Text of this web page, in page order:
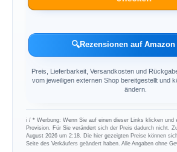
🔍Rezensionen auf
Preis, Lieferbarkeit, Versandkosten und
vom jeweiligen externen Shop bereitgestellt und
ändern.
ℹ︎ / * Werbung: Wenn Sie auf einen dieser Links klicken und
Provision. Für Sie verändert sich der Preis dadurch nicht.
August 2026 um 2:18. Die hier gezeigten Preise können
Seite des Verkäufers geändert haben. Alle Angaben ohne